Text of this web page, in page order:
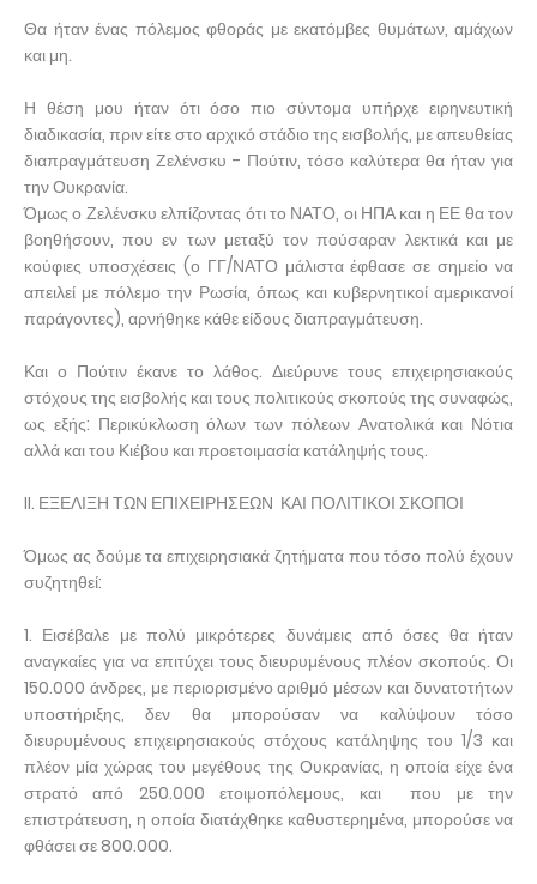
Θα ήταν ένας πόλεμος φθοράς με εκατόμβες θυμάτων, αμάχων
και μη.
Η θέση μου ήταν ότι όσο πιο σύντομα υπήρχε ειρηνευτική
διαδικασία, πριν είτε στο αρχικό στάδιο της εισβολής, με απευθείας
διαπραγμάτευση Ζελένσκυ - Πούτιν, τόσο καλύτερα θα ήταν για
την Ουκρανία.
Όμως ο Ζελένσκυ ελπίζοντας ότι το ΝΑΤΟ, οι ΗΠΑ και η ΕΕ θα τον
βοηθήσουν, που εν των μεταξύ τον πούσαραν λεκτικά και με
κούφιες υποσχέσεις (ο ΓΓ/ΝΑΤΟ μάλιστα έφθασε σε σημείο να
απειλεί με πόλεμο την Ρωσία, όπως και κυβερνητικοί αμερικανοί
παράγοντες), αρνήθηκε κάθε είδους διαπραγμάτευση.
Και ο Πούτιν έκανε το λάθος. Διεύρυνε τους επιχειρησιακούς
στόχους της εισβολής και τους πολιτικούς σκοπούς της συναφώς,
ως εξής: Περικύκλωση όλων των πόλεων Ανατολικά και Νότια
αλλά και του Κιέβου και προετοιμασία κατάληψής τους.
II. ΕΞΕΛΙΞΗ ΤΩΝ ΕΠΙΧΕΙΡΗΣΕΩΝ ΚΑΙ ΠΟΛΙΤΙΚΟΙ ΣΚΟΠΟΙ
Όμως ας δούμε τα επιχειρησιακά ζητήματα που τόσο πολύ έχουν
συζητηθεί:
1. Εισέβαλε με πολύ μικρότερες δυνάμεις από όσες θα ήταν
αναγκαίες για να επιτύχει τους διευρυμένους πλέον σκοπούς. Οι
150.000 άνδρες, με περιορισμένο αριθμό μέσων και δυνατοτήτων
υποστήριξης, δεν θα μπορούσαν να καλύψουν τόσο
διευρυμένους επιχειρησιακούς στόχους κατάληψης του 1/3 και
πλέον μία χώρας του μεγέθους της Ουκρανίας, η οποία είχε ένα
στρατό από 250.000 ετοιμοπόλεμους, και που με την
επιστράτευση, η οποία διατάχθηκε καθυστερημένα, μπορούσε να
φθάσει σε 800.000.